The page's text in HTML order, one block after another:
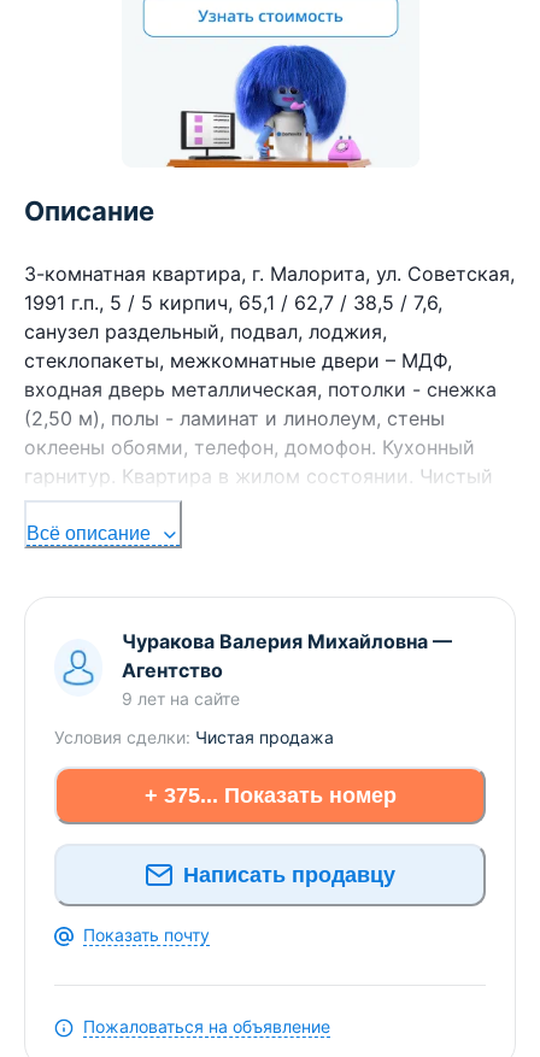
Описание
3-комнатная квартира, г. Малорита, ул. Советская,
1991 г.п., 5 / 5 кирпич, 65,1 / 62,7 / 38,5 / 7,6,
санузел раздельный, подвал, лоджия,
стеклопакеты, межкомнатные двери – МДФ,
входная дверь металлическая, потолки - снежка
(2,50 м), полы - ламинат и линолеум, стены
оклеены обоями, телефон, домофон. Кухонный
гарнитур. Квартира в жилом состоянии. Чистый
подъезд. Технический этаж. Лот - 210513.
Смотреть подробнее.
Здесь можно подписаться на рассылку новых
предложений и снижения цен по КВАРТИРАМ в
Брестском регионе прямо Вам в Viber или
Telegram ЗАО «АЛЬТЕРНАТИВА Брест». УНП
291427570 Лицензия № 02240/303 от 02.02.2016г.
Договор номер 513/1 от 24.02.2021
Всё описание
Чуракова Валерия Михайловна —
Агентство
9 лет на сайте
Условия сделки: Чистая продажа
+ 375... Показать номер
Написать продавцу
Показать почту
Пожаловаться на объявление